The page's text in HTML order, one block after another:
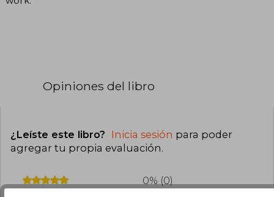
Opiniones del libro
¿Leíste este libro? Inicia sesión para poder
agregar tu propia evaluación.
0% (0)